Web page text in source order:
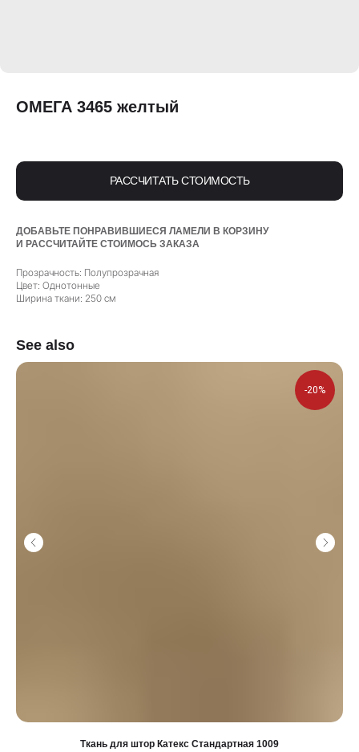
ОМЕГА 3465 желтый
РАССЧИТАТЬ СТОИМОСТЬ
ДОБАВЬТЕ ПОНРАВИВШИЕСЯ ЛАМЕЛИ В КОРЗИНУ
И РАССЧИТАЙТЕ СТОИМОСЬ ЗАКАЗА
Прозрачность: Полупрозрачная
Цвет: Однотонные
Ширина ткани: 250 см
See also
-20%
Ткань для штор Катекс Стандартная 1009